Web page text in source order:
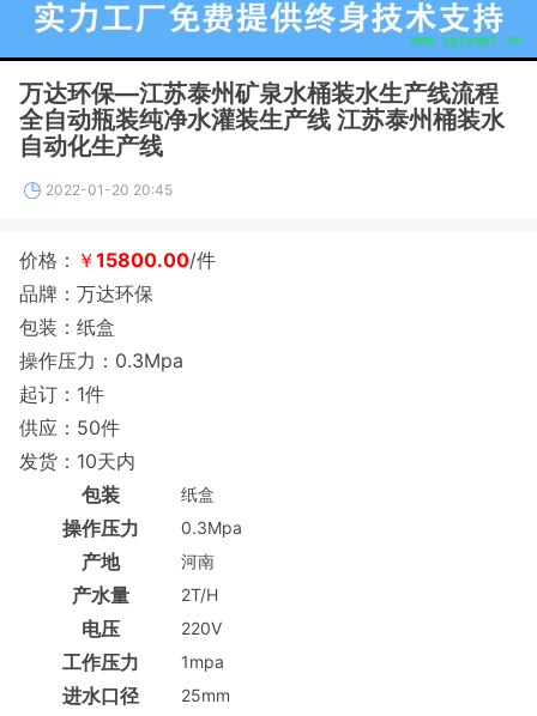
万达环保—江苏泰州矿泉水桶装水生产线流程
全自动瓶装纯净水灌装生产线 江苏泰州桶装水
自动化生产线
2022-01-20 20:45
价格： ￥15800.00/件
品牌：万达环保
包装：纸盒
操作压力：0.3Mpa
起订：1件
供应：50件
发货：10天内
包装
纸盒
操作压力 0.3Mpa
产地 河南
产水量 2T/H
电压 220V
工作压力 1mpa
进水口径 25mm